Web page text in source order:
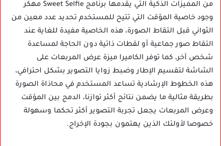
من المميزات الذكية التي يقدمها برنامج Sweet Selfie مهكر
وجود خاصية المؤقت التي تتيح للمستخدم تحديد عدد معين من
الثواني قبل التقاط الصورة، هذه الخاصية مفيدة للغاية عند
التقاط صور جماعية أو لقطات ذاتية دون الحاجة لمساعدة
شخص آخر، كما توفر الكاميرا ميزة عرض المربعات على
الشاشة لتقسيم الإطار وضبط زوايا التصوير بشكل احترافي،
هذه الخطوط الإرشادية تساعد المستخدم في محاذاة الصورة
بطريقة مثالية ما يضمن نتائج أكثر توازنا، الدمج بين المؤقت
وعرض المربعات يجعل تجربة التصوير أكثر تحكما وسهولة
خصوصا لأولئك الذين يهتمون بجودة الإخراج.